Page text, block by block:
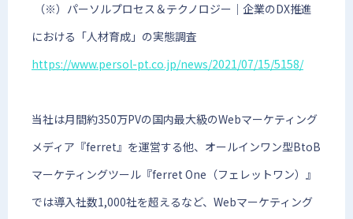
（※）パーソルプロセス＆テクノロジー｜企業のDX推進
における「人材育成」の実態調査
https://www.persol-pt.co.jp/news/2021/07/15/5158/
当社は月間約350万PVの国内最大級のWebマーケティング
メディア『ferret』を運営する他、オールインワン型BtoB
マーケティングツール『ferret One（フェレットワン）』
では導入社数1,000社を超えるなど、Webマーケティング